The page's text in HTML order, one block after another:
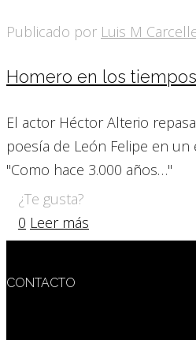
Publicado por Luis M
Homero en los
El actor Héctor Alterio
poesía de León Felipe en
"Como hace 3.000 años…"
¿Te gusta?
0 Leer más
CONTACTO